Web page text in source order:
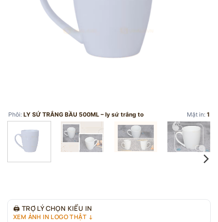
Phôi: LY SỨ TRẮNG BẦU 500ML – ly sứ trắng to Mặt in: 1
🖨 TRỢ LÝ CHỌN KIỂU IN
XEM ẢNH IN LOGO THẬT ↓